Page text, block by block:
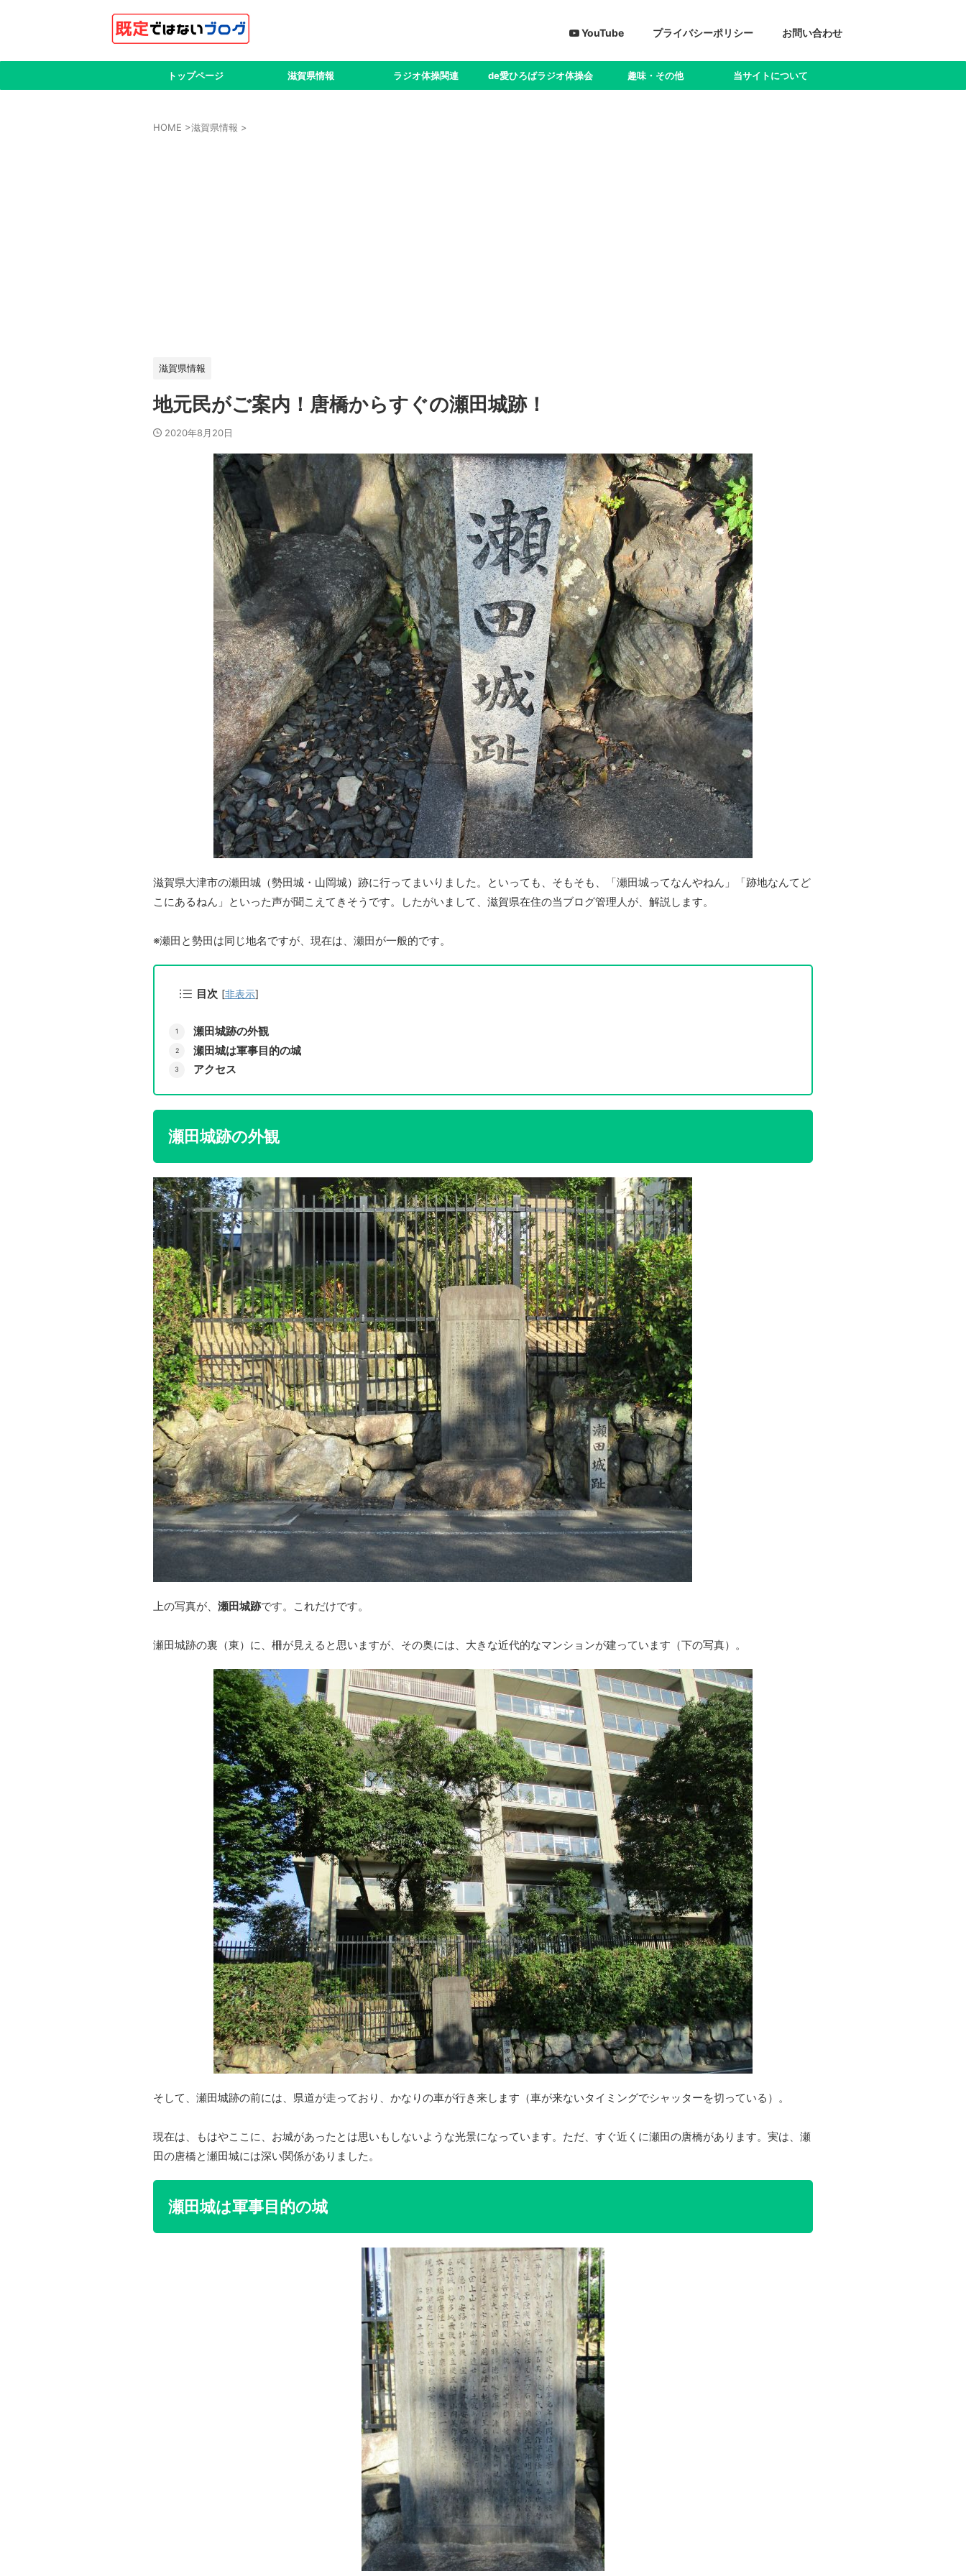
YouTube プライバシーポリシー お問い合わせ
トップページ 滋賀県情報 ラジオ体操関連 de愛ひろばラジオ体操会 趣味・その他 当サイトについて
HOME >滋賀県情報 >
滋賀県情報
地元民がご案内！唐橋からすぐの瀬田城跡！
2020年8月20日
滋賀県大津市の瀬田城（勢田城・山岡城）跡に行ってまいりました。といっても、そもそも、「瀬田城ってなんやねん」「跡地なんてど
こにあるねん」といった声が聞こえてきそうです。したがいまして、滋賀県在住の当ブログ管理人が、解説します。
※瀬田と勢田は同じ地名ですが、現在は、瀬田が一般的です。
目次 [非表示]
瀬田城跡の外観
瀬田城は軍事目的の城
アクセス
瀬田城跡の外観
上の写真が、 瀬田城跡です。これだけです。
瀬田城跡の裏（東）に、柵が見えると思いますが、その奥には、大きな近代的なマンションが建っています（下の写真）。
そして、瀬田城跡の前には、県道が走っており、かなりの車が行き来します（車が来ないタイミングでシャッターを切っている）。
現在は、もはやここに、お城があったとは思いもしないような光景になっています。ただ、すぐ近くに瀬田の唐橋があります。実は、瀬
田の唐橋と瀬田城には深い関係がありました。
瀬田城は軍事目的の城